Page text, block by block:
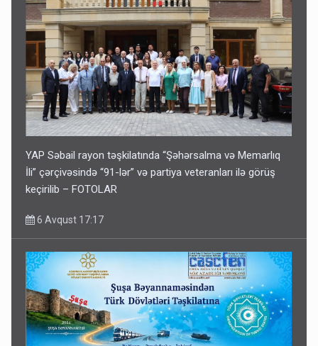
YAP Səbail rayon təşkilatında “Şəhərsalma və Memarlıq
İli” çərçivəsində “91-lər” və partiya veteranları ilə görüş
keçirilib – FOTOLAR
6 Avqust 17:17